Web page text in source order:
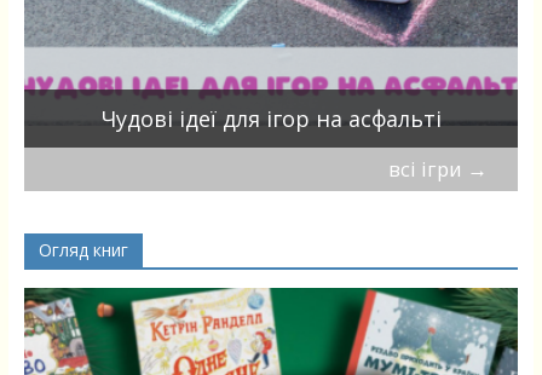
Чудові ідеї для ігор на асфальті
всі ігри →
Огляд книг